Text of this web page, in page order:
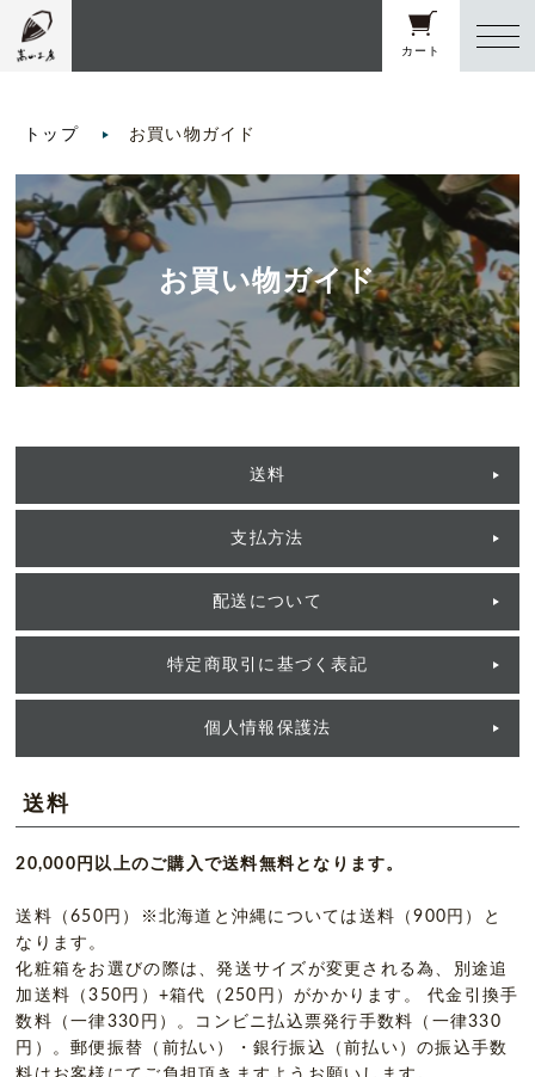
カート
トップ お買い物ガイド
お買い物ガイド
送料
支払方法
配送について
特定商取引に基づく表記
個人情報保護法
送料
20,000円以上のご購入で送料無料となります。
送料（650円）※北海道と沖縄については送料（900円）と
なります。
化粧箱をお選びの際は、発送サイズが変更される為、別途追
加送料（350円）+箱代（250円）がかかります。 代金引換手
数料（一律330円）。コンビニ払込票発行手数料（一律330
円）。郵便振替（前払い）・銀行振込（前払い）の振込手数